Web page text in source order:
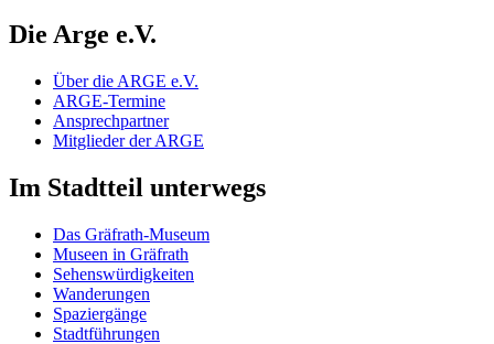
Die Arge e.V.
Über die ARGE e.V.
ARGE-Termine
Ansprechpartner
Mitglieder der ARGE
Im Stadtteil unterwegs
Das Gräfrath-Museum
Museen in Gräfrath
Sehenswürdigkeiten
Wanderungen
Spaziergänge
Stadtführungen